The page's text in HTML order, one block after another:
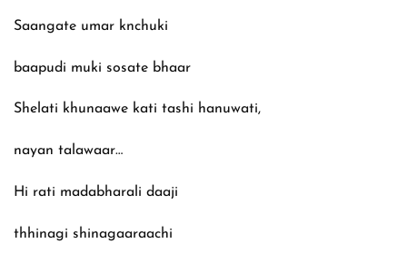
Saangate umar knchuki
baapudi muki sosate bhaar
Shelati khunaawe kati tashi hanuwati,
nayan talawaar…
Hi rati madabharali daaji
thhinagi shinagaaraachi